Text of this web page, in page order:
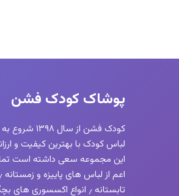
پوشاک کودک فشن
کودک فشن از
لباس کودک با بهترین کیفیت و
این مجموعه سعی داشته است
تابستانه ٫ انواع اکسسوری های